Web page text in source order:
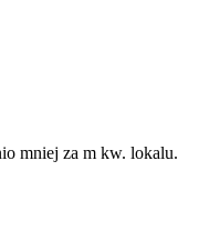
mniej za m kw. lokalu.